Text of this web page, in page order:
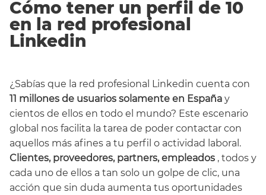
Cómo tener un perfil de 10
en la red profesional
Linkedin
¿Sabías que la red profesional Linkedin cuenta con
11 millones de usuarios solamente en España y
cientos de ellos en todo el mundo? Este escenario
global nos facilita la tarea de poder contactar con
aquellos más afines a tu perfil o actividad laboral.
Clientes, proveedores, partners, empleados , todos y
cada uno de ellos a tan solo un golpe de clic, una
acción que sin duda aumenta tus oportunidades